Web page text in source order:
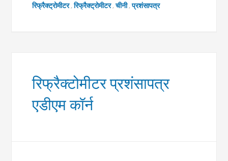
रिफ्रैक्ट्रोमीटर,रिफ्रैक्ट्रोमीटर,चीनी,प्रशंसापत्र
रिफ्रैक्टोमीटर प्रशंसापत्र
एडीएम कॉर्न